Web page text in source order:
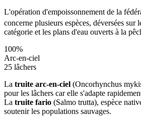
L'opération d'empoissonnement de la
concerne plusieurs espèces, déversées sur
catégorie et les plans d'eau ouverts à la
100%
Arc-en-ciel
25 lâchers
La truite arc-en-ciel (Oncorhynchus
pour les lâchers car elle s'adapte
La truite fario (Salmo trutta), espèce
soutenir les populations sauvages.